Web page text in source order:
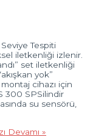
Tespiti
iletkenliği izlenir.
set iletkenliği
yok”
montaj cihazı için
300 SPSilindir
su sensörü,
Devamı »